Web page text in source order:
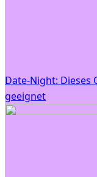
Date-Night:
geeignet